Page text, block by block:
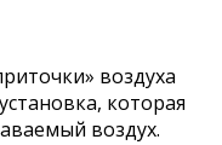
воздуха
которая
воздух.